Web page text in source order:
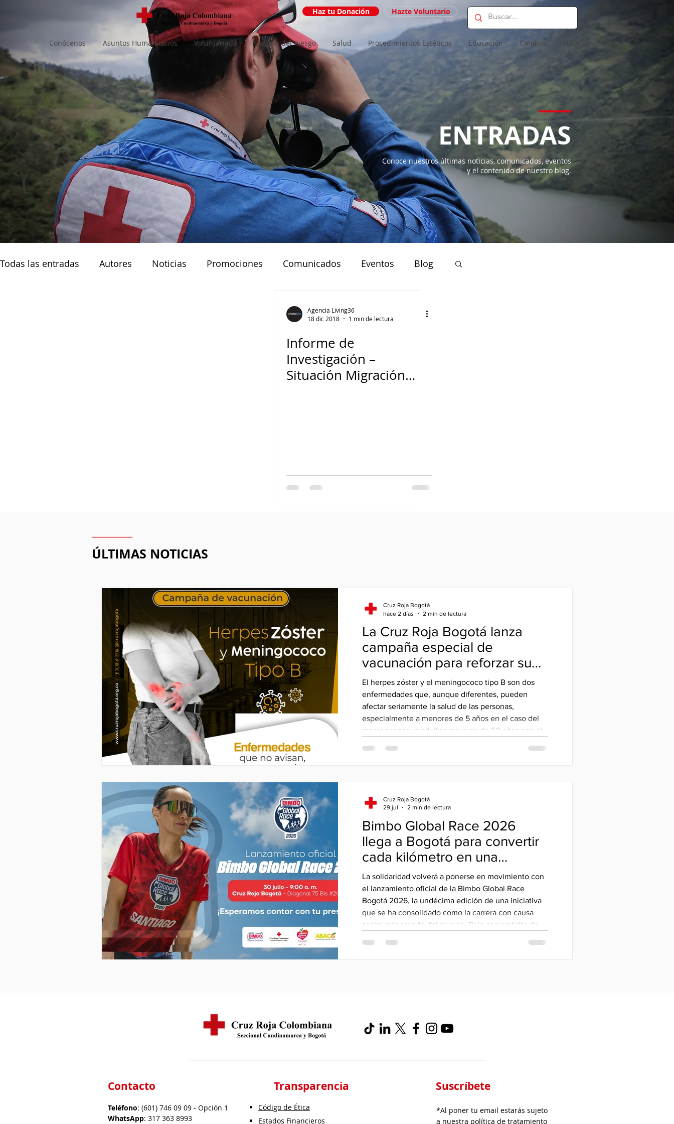
Haz tu Donación Hazte Voluntario
Conócenos Asuntos Humanitarios Voluntariado Gestión del Riesgo Salud Procedimientos Estéticos Educación Caninos MÁS
ENTRADAS
Conoce nuestros últimas noticias, comunicados, eventos
y el contenido de nuestro blog.
Todas las entradas Autores Noticias Promociones Comunicados Eventos Blog
Agencia Living36
18 dic 2018
1 min de lectura
Informe de
Investigación –
Situación Migración
ÚLTIMAS NOTICIAS
La Cruz Roja Bogotá lanza
campaña especial de
vacunación para reforzar su
protección contra el herpes
zóster y el meningococo tipo
B.
El herpes zóster y el meningococo tipo B son dos
enfermedades que, aunque diferentes, pueden
afectar seriamente la salud de las personas,
especialmente a menores de 5 años en el caso del
meningococo, o adultos mayores de 50 años con el
Cruz Roja Bogotá
hace 2 días
2 min de lectura
Bimbo Global Race 2026
llega a Bogotá para convertir
cada kilómetro en una
oportunidad para alimentar a
quienes más lo necesitan
La solidaridad volverá a ponerse en movimiento con
el lanzamiento oficial de la Bimbo Global Race
Bogotá 2026, la undécima edición de una iniciativa
que se ha consolidado como la carrera con causa
social más grande del mundo. Bajo el propósito de
Cruz Roja Bogotá
29 jul
2 min de lectura
Contacto
Teléfono: (601) 746 09 09 - Opción 1
WhatsApp: 317 363 8993
Transparencia
Código de Ética
Estados Financieros
Suscríbete
*Al poner tu email estarás sujeto
a nuestra política de tratamiento